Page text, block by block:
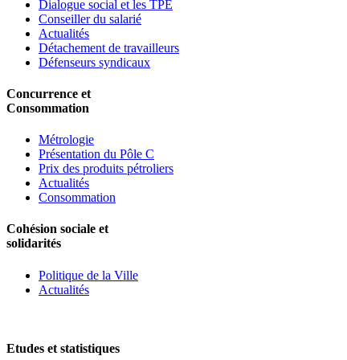
Dialogue social et les TPE
Conseiller du salarié
Actualités
Détachement de travailleurs
Défenseurs syndicaux
Concurrence et
Consommation
Métrologie
Présentation du Pôle C
Prix des produits pétroliers
Actualités
Consommation
Cohésion sociale et
solidarités
Politique de la Ville
Actualités
Etudes et statistiques